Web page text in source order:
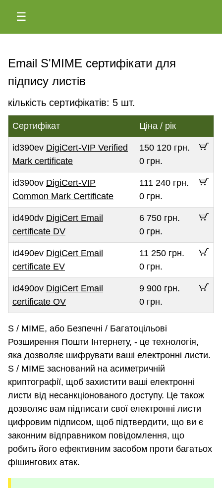
☰
Email S'MIME сертифікати для
підпису листів
кількість сертифікатів: 5 шт.
Сертифікат Ціна / рік
id390ev DigiCert-VIP Verified
Mark certificate
150 120 грн.
0 грн.
id390ov DigiCert-VIP
Common Mark Certificate
111 240 грн.
0 грн.
id490dv DigiCert Email
certificate DV
6 750 грн.
0 грн.
id490ev DigiCert Email
certificate EV
11 250 грн.
0 грн.
id490ov DigiCert Email
certificate OV
9 900 грн.
0 грн.
S / MIME, або Безпечні / Багатоцільові
Розширення Пошти Інтернету, - це технологія,
яка дозволяє шифрувати ваші електронні листи.
S / MIME заснований на асиметричній
криптографії, щоб захистити ваші електронні
листи від несанкціонованого доступу. Це також
дозволяє вам підписати свої електронні листи
цифровим підписом, щоб підтвердити, що ви є
законним відправником повідомлення, що
робить його ефективним засобом проти багатьох
фішингових атак.